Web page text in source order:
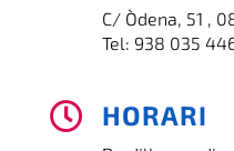
C/ Òdena, 51 ,
Tel: 938 035
 HORARI